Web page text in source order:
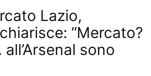
Lazio,
“Mercato?
sono